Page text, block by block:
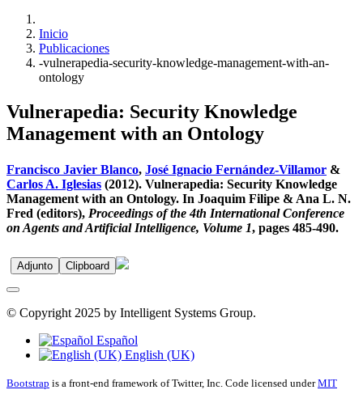
Inicio
Publicaciones
-vulnerapedia-security-knowledge-management-with-an-
ontology
Vulnerapedia: Security Knowledge
Management with an Ontology
Francisco Javier Blanco, José Ignacio Fernández-Villamor &
Carlos A. Iglesias (2012). Vulnerapedia: Security Knowledge
Management with an Ontology. In Joaquim Filipe & Ana L. N.
Fred (editors), Proceedings of the 4th International Conference
on Agents and Artificial Intelligence, Volume 1, pages 485-490.
Adjunto Clipboard
© Copyright 2025 by Intelligent Systems Group.
Español
English (UK)
Bootstrap is a front-end framework of Twitter, Inc. Code licensed underMIT